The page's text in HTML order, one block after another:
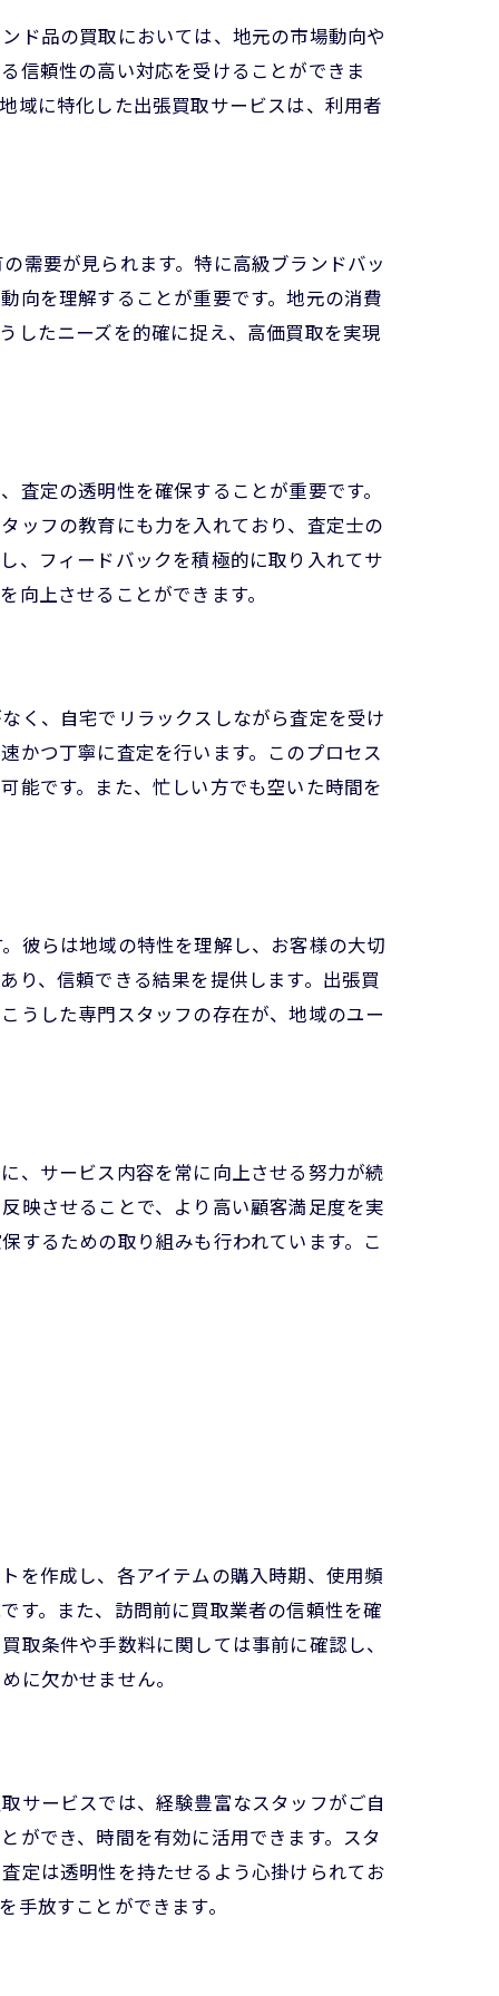
ド品の買取においては、地元の市場動向や
信頼性の高い対応を受けることができま
域に特化した出張買取サービスは、利用者
需要が見られます。特に高級ブランドバッ
向を理解することが重要です。地元の消費
したニーズを的確に捉え、高価買取を実現
定の透明性を確保することが重要です。
ッフの教育にも力を入れており、査定士の
、フィードバックを積極的に取り入れてサ
上させることができます。
く、自宅でリラックスしながら査定を受け
かつ丁寧に査定を行います。このプロセス
能です。また、忙しい方でも空いた時間を
彼らは地域の特性を理解し、お客様の大切
り、信頼できる結果を提供します。出張買
うした専門スタッフの存在が、地域のユー
、サービス内容を常に向上させる努力が続
映させることで、より高い顧客満足度を実
するための取り組みも行われています。こ
を作成し、各アイテムの購入時期、使用頻
す。また、訪問前に買取業者の信頼性を確
取条件や手数料に関しては事前に確認し、
に欠かせません。
サービスでは、経験豊富なスタッフがご自
ができ、時間を有効に活用できます。スタ
定は透明性を持たせるよう心掛けられてお
放すことができます。